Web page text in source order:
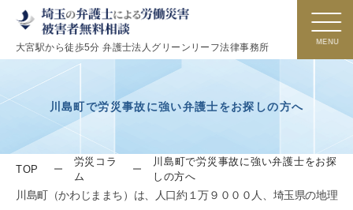
大宮駅から徒歩5分 弁護士法人グリーンリーフ法律事務所
川島町で労災事故に強い弁護士をお探しの方へ
TOP
労災コラ
ム
川島町で労災事故に強い弁護士をお探
しの方へ
川島町（かわじままち）は、人口約１万９０００人、埼玉県の地理